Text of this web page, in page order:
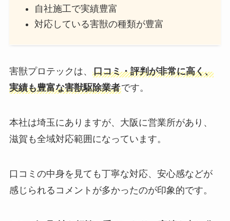
自社施工で実績豊富
対応している害獣の種類が豊富
害獣プロテックは、 口コミ・評判が非常に高く、
実績も豊富な害獣駆除業者です。
本社は埼玉にありますが、大阪に営業所があり、
滋賀も全域対応範囲になっています。
口コミの中身を見ても丁寧な対応、安心感などが
感じられるコメントが多かったのが印象的です。